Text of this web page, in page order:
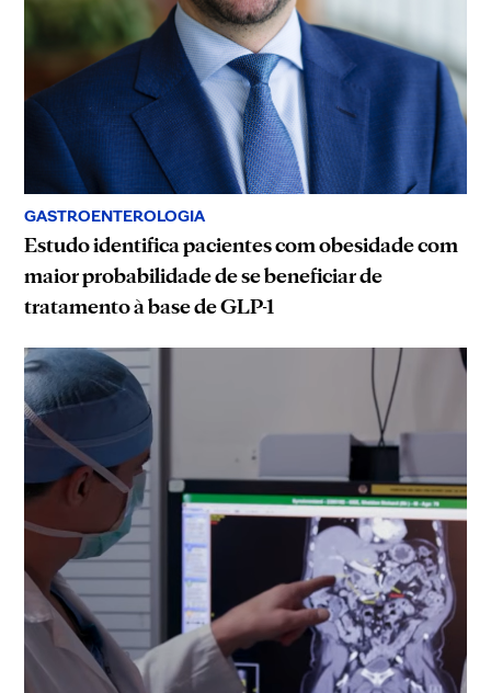
GASTROENTEROLOGIA
Estudo identifica pacientes com obesidade com
maior probabilidade de se beneficiar de
tratamento à base de GLP-1